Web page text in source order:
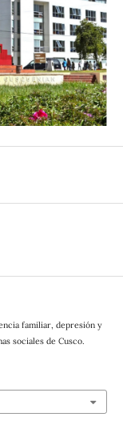
familiar, depresión y
sociales de Cusco.